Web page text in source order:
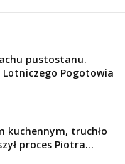
pustostanu.
Lotniczego Pogotowia
kuchennym, truchło
proces Piotra...